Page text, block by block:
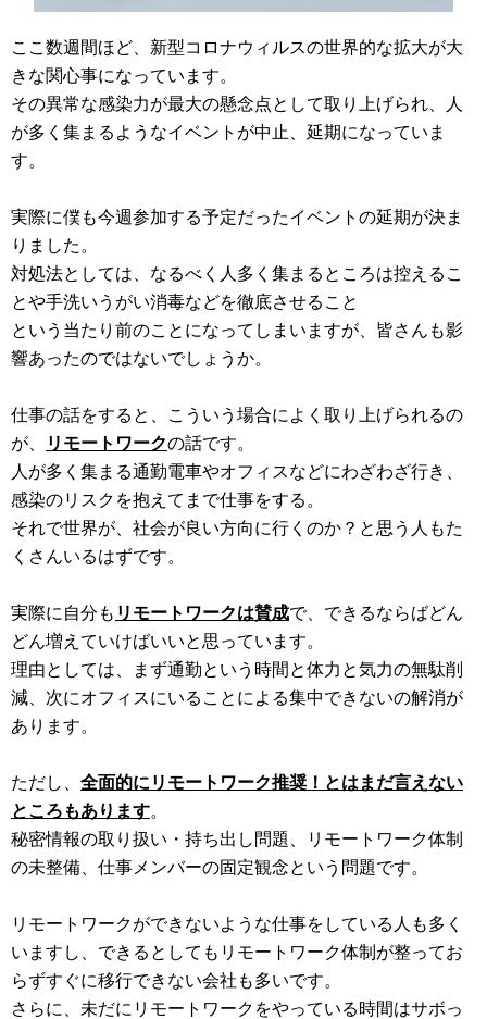
ここ数週間ほど、新型コロナウィルスの世界的な拡大が大
きな関心事になっています。
その異常な感染力が最大の懸念点として取り上げられ、人
が多く集まるようなイベントが中止、延期になっていま
す。
実際に僕も今週参加する予定だったイベントの延期が決ま
りました。
対処法としては、なるべく人多く集まるところは控えるこ
とや手洗いうがい消毒などを徹底させること
という当たり前のことになってしまいますが、皆さんも影
響あったのではないでしょうか。
仕事の話をすると、こういう場合によく取り上げられるの
が、
リモートワークの話です。
人が多く集まる通勤電車やオフィスなどにわざわざ行き、
感染のリスクを抱えてまで仕事をする。
それで世界が、社会が良い方向に行くのか？と思う人もた
くさんいるはずです。
実際に自分も リモートワークは賛成で、できるならばどん
どん増えていけばいいと思っています。
理由としては、まず通勤という時間と体力と気力の無駄削
減、次にオフィスにいることによる集中できないの解消が
あります。
ただし、 全面的にリモートワーク推奨！とはまだ言えない
ところもあります。
秘密情報の取り扱い・持ち出し問題、リモートワーク体制
の未整備、仕事メンバーの固定観念という問題です。
リモートワークができないような仕事をしている人も多く
いますし、できるとしてもリモートワーク体制が整ってお
らずすぐに移行できない会社も多いです。
さらに、未だにリモートワークをやっている時間はサボっ